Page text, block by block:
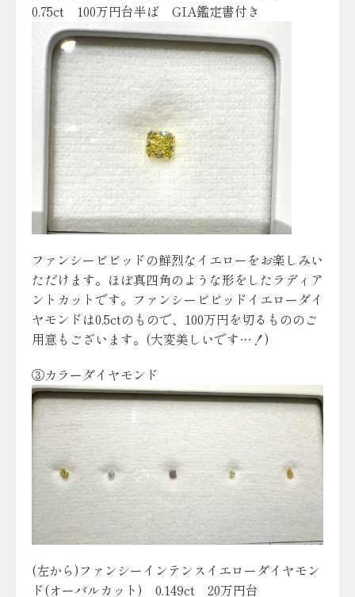
0.75ct 100万円台半ば GIA鑑定書付き
ファンシービビッドの鮮烈なイエローをお楽しみい
ただけます。ほぼ真四角のような形をしたラディア
ントカットです。ファンシービビッドイエローダイ
ヤモンドは0.5ctのもので、100万円を切るもののご
用意もございます。(大変美しいです…！)
③カラーダイヤモンド
(左から)ファンシーインテンスイエローダイヤモン
ド(オーバルカット) 0.149ct 20万円台